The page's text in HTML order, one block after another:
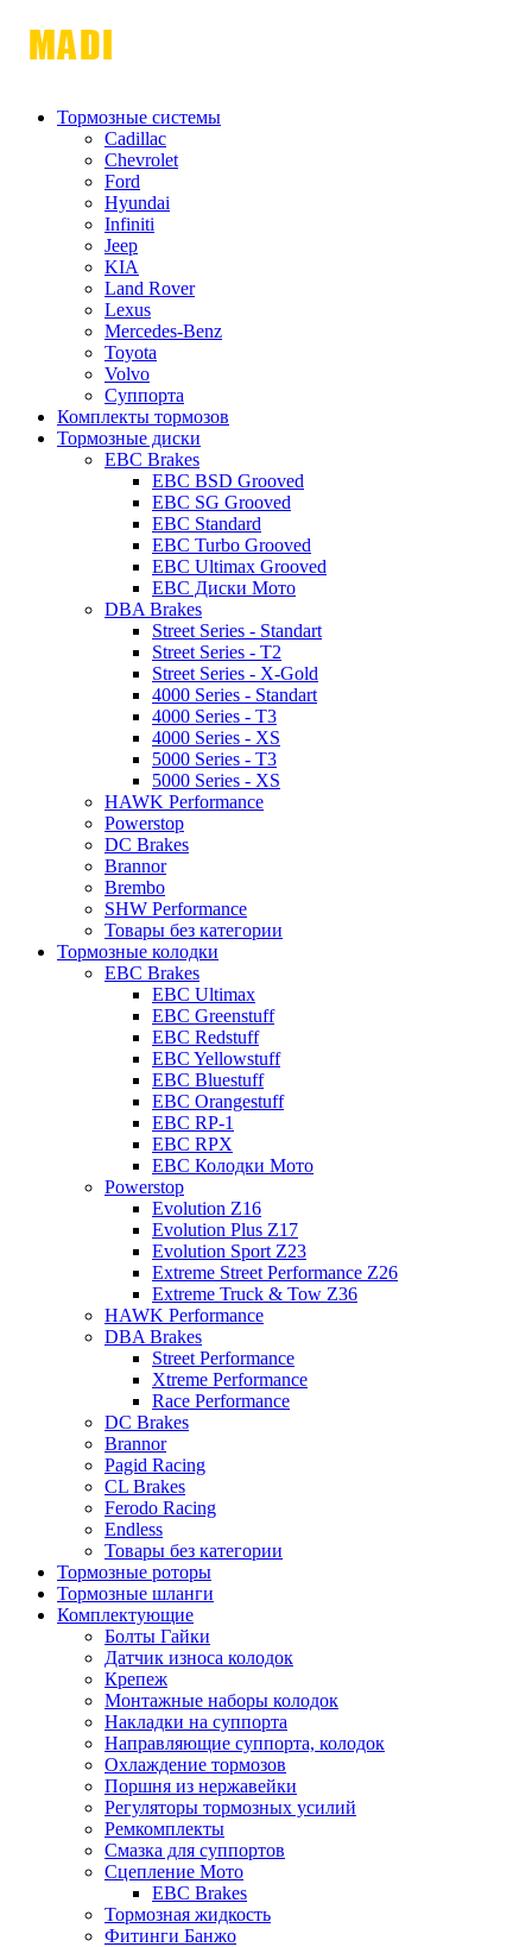
Тормозные системы
Cadillac
Chevrolet
Ford
Hyundai
Infiniti
Jeep
KIA
Land Rover
Lexus
Mercedes-Benz
Toyota
Volvo
Суппорта
Комплекты тормозов
Тормозные диски
EBC Brakes
EBC BSD Grooved
EBC SG Grooved
EBC Standard
EBC Turbo Grooved
EBC Ultimax Grooved
EBC Диски Мото
DBA Brakes
Street Series - Standart
Street Series - T2
Street Series - X-Gold
4000 Series - Standart
4000 Series - T3
4000 Series - XS
5000 Series - T3
5000 Series - XS
HAWK Performance
Powerstop
DC Brakes
Brannor
Brembo
SHW Performance
Товары без категории
Тормозные колодки
EBC Brakes
EBC Ultimax
EBC Greenstuff
EBC Redstuff
EBC Yellowstuff
EBC Bluestuff
EBC Orangestuff
EBC RP-1
EBC RPX
EBC Колодки Мото
Powerstop
Evolution Z16
Evolution Plus Z17
Evolution Sport Z23
Extreme Street Performance Z26
Extreme Truck & Tow Z36
HAWK Performance
DBA Brakes
Street Performance
Xtreme Performance
Race Performance
DC Brakes
Brannor
Pagid Racing
CL Brakes
Ferodo Racing
Endless
Товары без категории
Тормозные роторы
Тормозные шланги
Комплектующие
Болты Гайки
Датчик износа колодок
Крепеж
Монтажные наборы колодок
Накладки на суппорта
Направляющие суппорта, колодок
Охлаждение тормозов
Поршня из нержавейки
Регуляторы тормозных усилий
Ремкомплекты
Смазка для суппортов
Сцепление Мото
EBC Brakes
Тормозная жидкость
Фитинги Банжо